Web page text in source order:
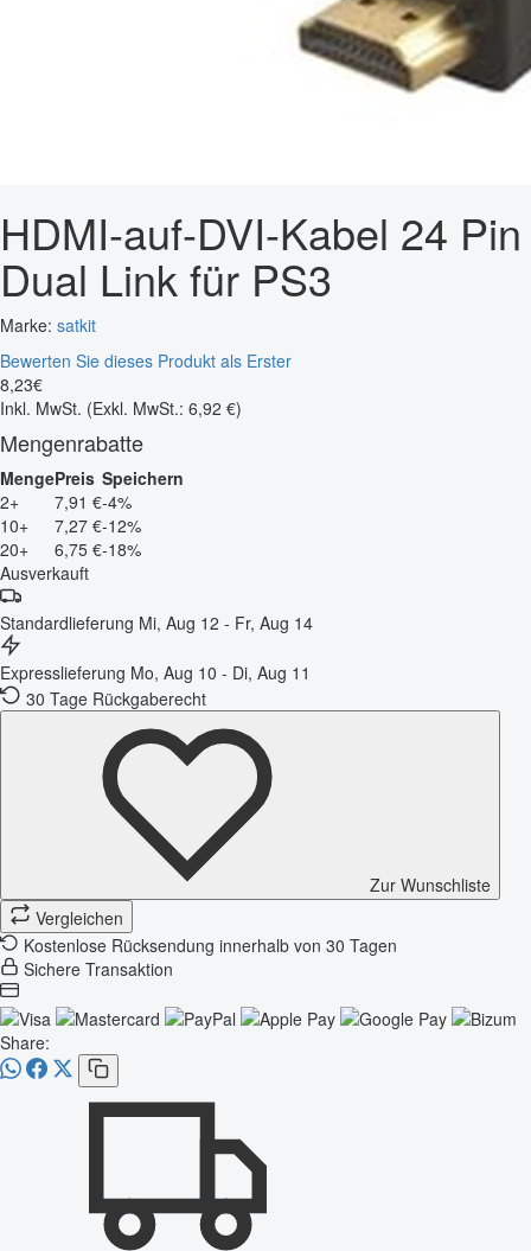
HDMI-auf-DVI-Kabel 24 Pin
Dual Link für PS3
Marke: satkit
Bewerten Sie dieses Produkt als Erster
8,23€
Inkl. MwSt. (Exkl. MwSt.: 6,92 €)
Mengenrabatte
MengePreis Speichern
2+
7,91 €-4%
10+
7,27 €-12%
20+
6,75 €-18%
Ausverkauft
Standardlieferung Mi, Aug 12 - Fr, Aug 14
Expresslieferung Mo, Aug 10 - Di, Aug 11
30 Tage Rückgaberecht
Zur Wunschliste
Vergleichen
Kostenlose Rücksendung innerhalb von 30 Tagen
Sichere Transaktion
Share: